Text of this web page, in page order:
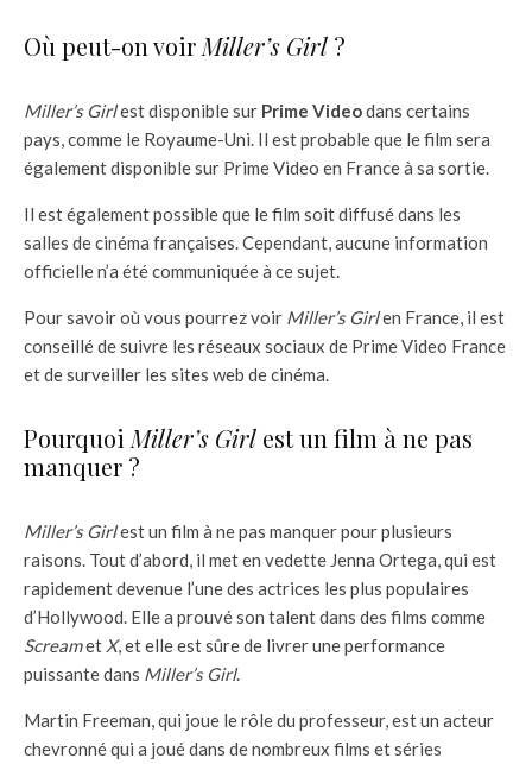
Où peut-on voir Miller’s Girl ?
Miller’s Girlest disponible sur Prime Videodans certains
pays, comme le Royaume-Uni. Il est probable que le film sera
également disponible sur Prime Video en France à sa sortie.
Il est également possible que le film soit diffusé dans les
salles de cinéma françaises. Cependant, aucune information
officielle n’a été communiquée à ce sujet.
Pour savoir où vous pourrez voir Miller’s Girlen France, il est
conseillé de suivre les réseaux sociaux de Prime Video France
et de surveiller les sites web de cinéma.
Pourquoi Miller’s Girl est un film à ne pas
manquer ?
Miller’s Girlest un film à ne pas manquer pour plusieurs
raisons. Tout d’abord, il met en vedette Jenna Ortega, qui est
rapidement devenue l’une des actrices les plus populaires
d’Hollywood. Elle a prouvé son talent dans des films comme
Screamet X, et elle est sûre de livrer une performance
puissante dans Miller’s Girl.
Martin Freeman, qui joue le rôle du professeur, est un acteur
chevronné qui a joué dans de nombreux films et séries